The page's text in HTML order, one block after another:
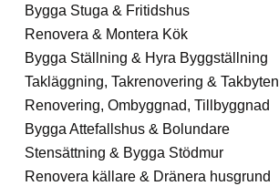
Bygga Stuga & Fritidshus
Renovera & Montera Kök
Bygga Ställning & Hyra Byggställning
Takläggning, Takrenovering & Takbyten
Renovering, Ombyggnad, Tillbyggnad
Bygga Attefallshus & Bolundare
Stensättning & Bygga Stödmur
Renovera källare & Dränera husgrund